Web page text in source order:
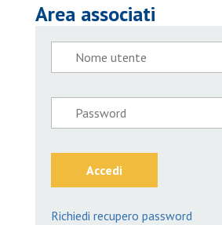
Area associati
Accedi
Richiedi recupero password